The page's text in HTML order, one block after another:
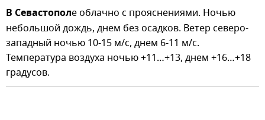
В Севастополе облачно с прояснениями. Ночью
небольшой дождь, днем без осадков. Ветер северо-
западный ночью 10-15 м/с, днем 6-11 м/с.
Температура воздуха ночью +11…+13, днем +16…+18
градусов.